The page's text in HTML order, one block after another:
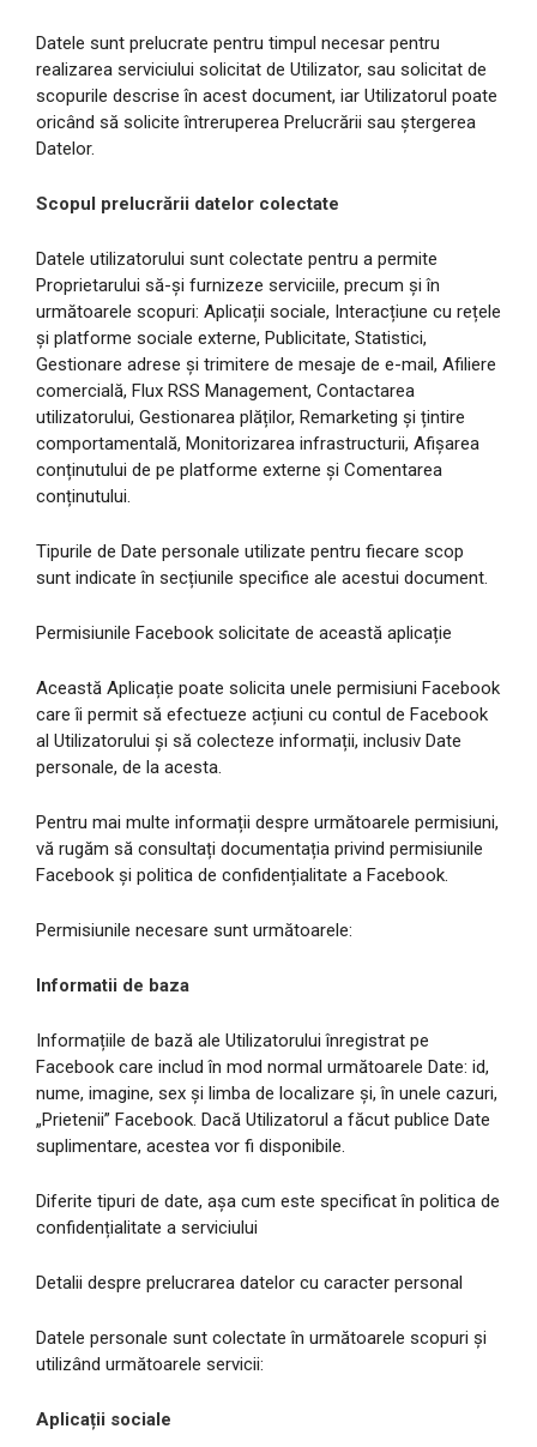
Datele sunt prelucrate pentru timpul necesar pentru
realizarea serviciului solicitat de Utilizator, sau solicitat de
scopurile descrise în acest document, iar Utilizatorul poate
oricând să solicite întreruperea Prelucrării sau ștergerea
Datelor.
Scopul prelucrării datelor colectate
Datele utilizatorului sunt colectate pentru a permite
Proprietarului să-și furnizeze serviciile, precum și în
următoarele scopuri: Aplicații sociale, Interacțiune cu rețele
și platforme sociale externe, Publicitate, Statistici,
Gestionare adrese și trimitere de mesaje de e-mail, Afiliere
comercială, Flux RSS Management, Contactarea
utilizatorului, Gestionarea plăților, Remarketing și țintire
comportamentală, Monitorizarea infrastructurii, Afișarea
conținutului de pe platforme externe și Comentarea
conținutului.
Tipurile de Date personale utilizate pentru fiecare scop
sunt indicate în secțiunile specifice ale acestui document.
Permisiunile Facebook solicitate de această aplicație
Această Aplicație poate solicita unele permisiuni Facebook
care îi permit să efectueze acțiuni cu contul de Facebook
al Utilizatorului și să colecteze informații, inclusiv Date
personale, de la acesta.
Pentru mai multe informații despre următoarele permisiuni,
vă rugăm să consultați documentația privind permisiunile
Facebook și politica de confidențialitate a Facebook.
Permisiunile necesare sunt următoarele:
Informatii de baza
Informațiile de bază ale Utilizatorului înregistrat pe
Facebook care includ în mod normal următoarele Date: id,
nume, imagine, sex și limba de localizare și, în unele cazuri,
„Prietenii” Facebook. Dacă Utilizatorul a făcut publice Date
suplimentare, acestea vor fi disponibile.
Diferite tipuri de date, așa cum este specificat în politica de
confidențialitate a serviciului
Detalii despre prelucrarea datelor cu caracter personal
Datele personale sunt colectate în următoarele scopuri și
utilizând următoarele servicii:
Aplicații sociale